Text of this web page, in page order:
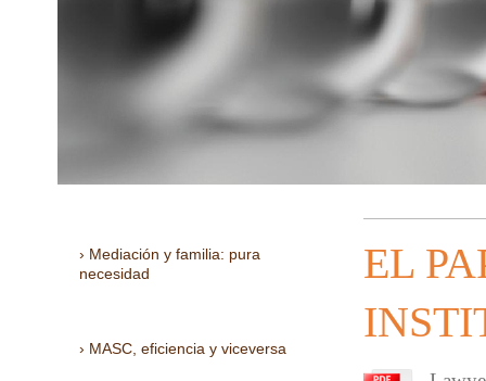
EL
Mediación y familia: pura
necesidad
MASC, eficiencia y viceversa